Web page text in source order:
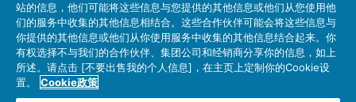
个人信息保护方针 JAE Cookie政策
关于利用本网站
社交媒体官方账号运营方针
站的信息，他们可能将这些信息与您提供的其他信息或他们从您使用他
们的服务中收集的其他信息相结合。这些合作伙伴可能会将这些信息与
你提供的其他信息或他们从你使用服务中收集的其他信息结合起来。你
有权选择不与我们的合作伙伴、集团公司和经销商分享你的信息，如上
所述。请点击 [不要出售我的个人信息]，在主页上定制你的Cookie设
置。
Cookie政策